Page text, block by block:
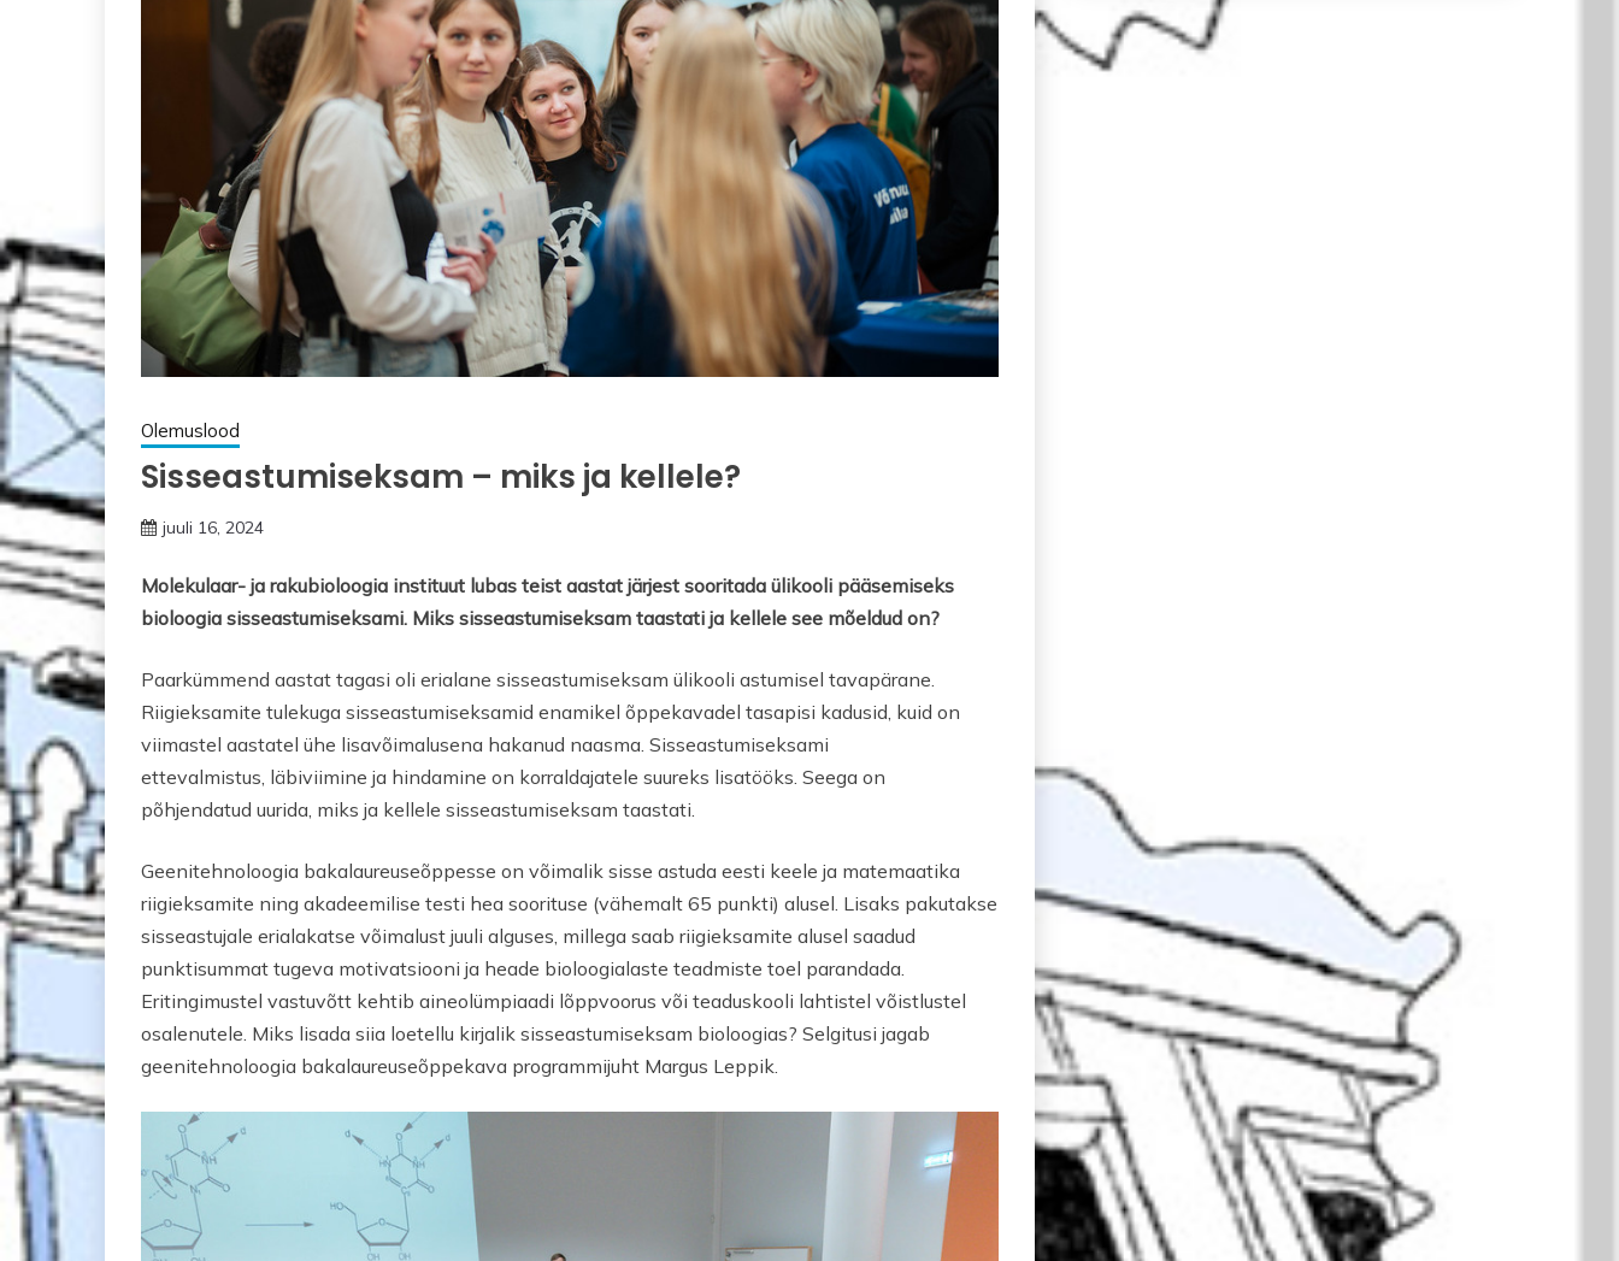
Olemuslood
Sisseastumiseksam – miks ja kellele?
juuli 16, 2024
Molekulaar- ja rakubioloogia instituut lubas teist aastat järjest sooritada ülikooli pääsemiseks
bioloogia sisseastumiseksami. Miks sisseastumiseksam taastati ja kellele see mõeldud on?
Paarkümmend aastat tagasi oli erialane sisseastumiseksam ülikooli astumisel tavapärane.
Riigieksamite tulekuga sisseastumiseksamid enamikel õppekavadel tasapisi kadusid, kuid on
viimastel aastatel ühe lisavõimalusena hakanud naasma. Sisseastumiseksami
ettevalmistus, läbiviimine ja hindamine on korraldajatele suureks lisatööks. Seega on
põhjendatud uurida, miks ja kellele sisseastumiseksam taastati.
Geenitehnoloogia bakalaureuseõppesse on võimalik sisse astuda eesti keele ja matemaatika
riigieksamite ning akadeemilise testi hea soorituse (vähemalt 65 punkti) alusel. Lisaks pakutakse
sisseastujale erialakatse võimalust juuli alguses, millega saab riigieksamite alusel saadud
punktisummat tugeva motivatsiooni ja heade bioloogialaste teadmiste toel parandada.
Eritingimustel vastuvõtt kehtib aineolümpiaadi lõppvoorus või teaduskooli lahtistel võistlustel
osalenutele. Miks lisada siia loetellu kirjalik sisseastumiseksam bioloogias? Selgitusi jagab
geenitehnoloogia bakalaureuseõppekava programmijuht Margus Leppik.